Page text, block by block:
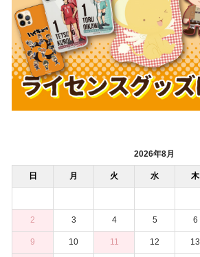
2026年8月
日 月 火 水 木
2 3 4 5 6
9 10 11 12 13